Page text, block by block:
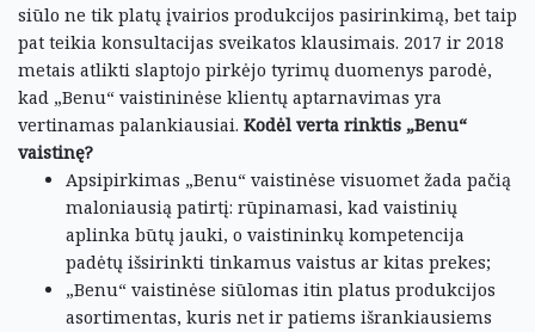
siūlo ne tik platų įvairios produkcijos pasirinkimą, bet taip
pat teikia konsultacijas sveikatos klausimais. 2017 ir 2018
metais atlikti slaptojo pirkėjo tyrimų duomenys parodė,
kad „Benu“ vaistininėse klientų aptarnavimas yra
vertinamas palankiausiai. Kodėl verta rinktis „Benu“
vaistinę?
Apsipirkimas „Benu“ vaistinėse visuomet žada pačią
maloniausią patirtį: rūpinamasi, kad vaistinių
aplinka būtų jauki, o vaistininkų kompetencija
padėtų išsirinkti tinkamus vaistus ar kitas prekes;
„Benu“ vaistinėse siūlomas itin platus produkcijos
asortimentas, kuris net ir patiems išrankiausiems